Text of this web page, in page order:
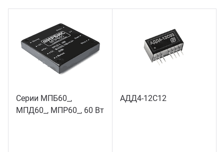
Серии МПБ60_,
МПД60_, МПР60_, 60 Вт
АДД4-12С12